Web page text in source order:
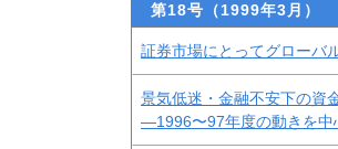
第18号（1999年3月）
証券市場にとってグローバ
景気低迷・金融不安下の資
―1996〜97年度の動きを